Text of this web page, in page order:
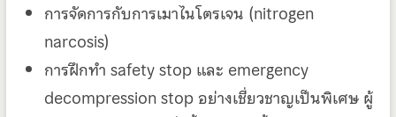
การจัดการกับการเมาไนโตรเจน (nitrogen
narcosis)
การฝึกทำ safety stop และ emergency
decompression stop อย่างเชี่ยวชาญเป็นพิเศษ ผู้